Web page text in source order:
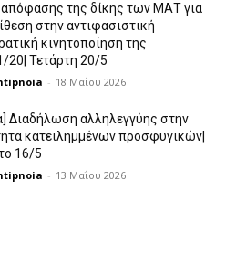
απόφασης της δίκης των ΜΑΤ για
στην αντιφασιστική
κινητοποίηση της
20| Τετάρτη 20/5
- 18 Μαΐου 2026
Διαδήλωση αλληλεγγύης στην
κατειλημμένων προσφυγικών|
16/5
- 13 Μαΐου 2026